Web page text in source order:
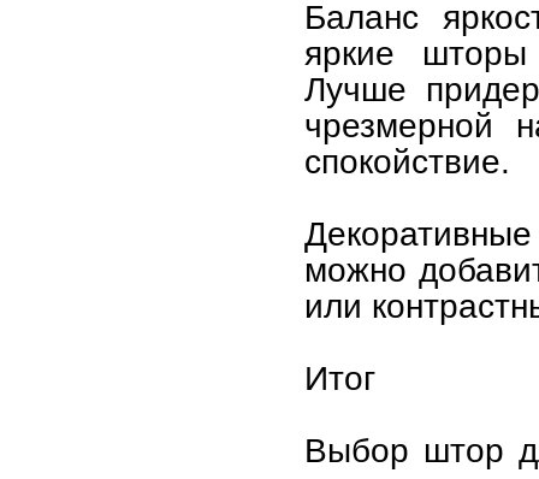
Баланс
яркие
Лучше
чрезмерной
спокойствие.
можно
или
Итог
Выбор штор